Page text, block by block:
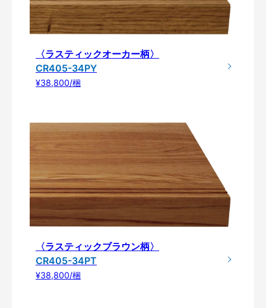
〈ラスティックオーカー柄〉
CR405-34PY
¥38,800/梱
〈ラスティックブラウン柄〉
CR405-34PT
¥38,800/梱